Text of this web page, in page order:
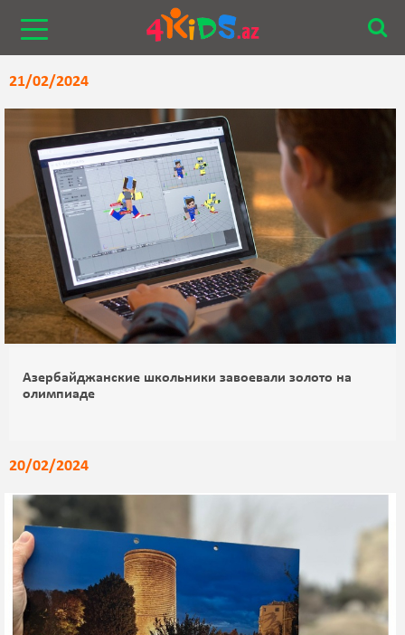
НОВОСТИ
21/02/2024
Азербайджанские школьники завоевали золото на
олимпиаде
20/02/2024